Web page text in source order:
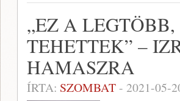
„EZ A
TEHETTEK” –
HAMASZRA
ÍRTA: SZOMBAT- 2021-05-